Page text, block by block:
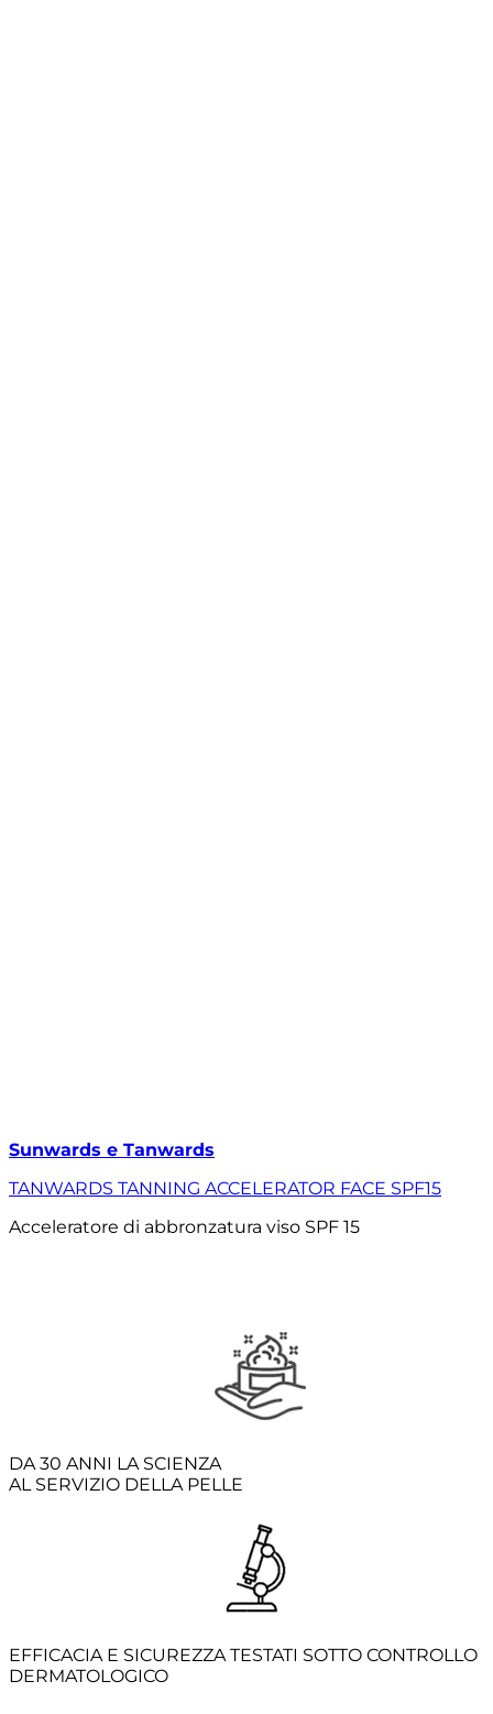
Sunwards e Tanwards
TANWARDS TANNING ACCELERATOR FACE SPF15
Acceleratore di abbronzatura viso SPF 15
DA 30 ANNI LA SCIENZA
AL SERVIZIO DELLA PELLE
EFFICACIA E SICUREZZA TESTATI SOTTO CONTROLLO
DERMATOLOGICO